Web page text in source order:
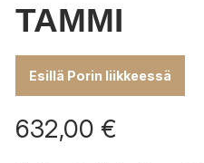
TAMMI
Esillä Porin liikkeessä
632,00 €